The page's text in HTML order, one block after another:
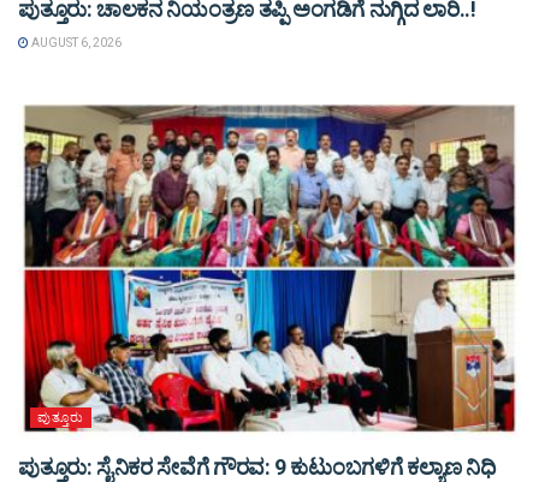
ಪುತ್ತೂರು: ಚಾಲಕನ ನಿಯಂತ್ರಣ ತಪ್ಪಿ ಅಂಗಡಿಗೆ ನುಗ್ಗಿದ ಲಾರಿ..!
AUGUST 6, 2026
ಪುತ್ತೂರು
ಪುತ್ತೂರು: ಸೈನಿಕರ ಸೇವೆಗೆ ಗೌರವ: 9 ಕುಟುಂಬಗಳಿಗೆ ಕಲ್ಯಾಣ ನಿಧಿ